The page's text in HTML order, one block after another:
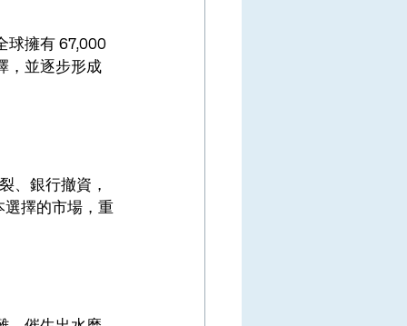
球擁有 67,000
，並逐步形成
、銀行撤資，
擇的市場，重